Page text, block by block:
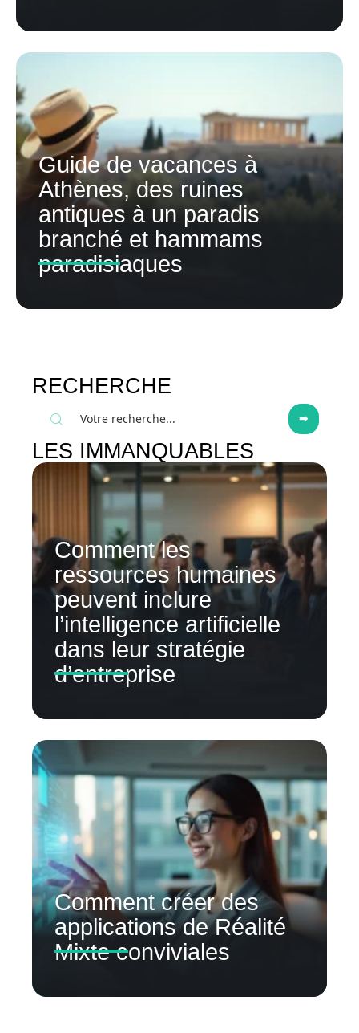
Guide de vacances à
Athènes, des ruines
antiques à un paradis
branché et hammams
paradisiaques
RECHERCHE
LES IMMANQUABLES
Comment les
ressources humaines
peuvent inclure
l’intelligence artificielle
dans leur stratégie
d’entreprise
Comment créer des
applications de Réalité
Mixte conviviales